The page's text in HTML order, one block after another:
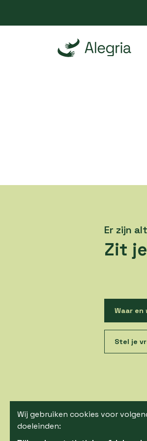
Er zijn
Zit
Waar en
Stel je
Wij gebruiken cookies voor
doeleinden: